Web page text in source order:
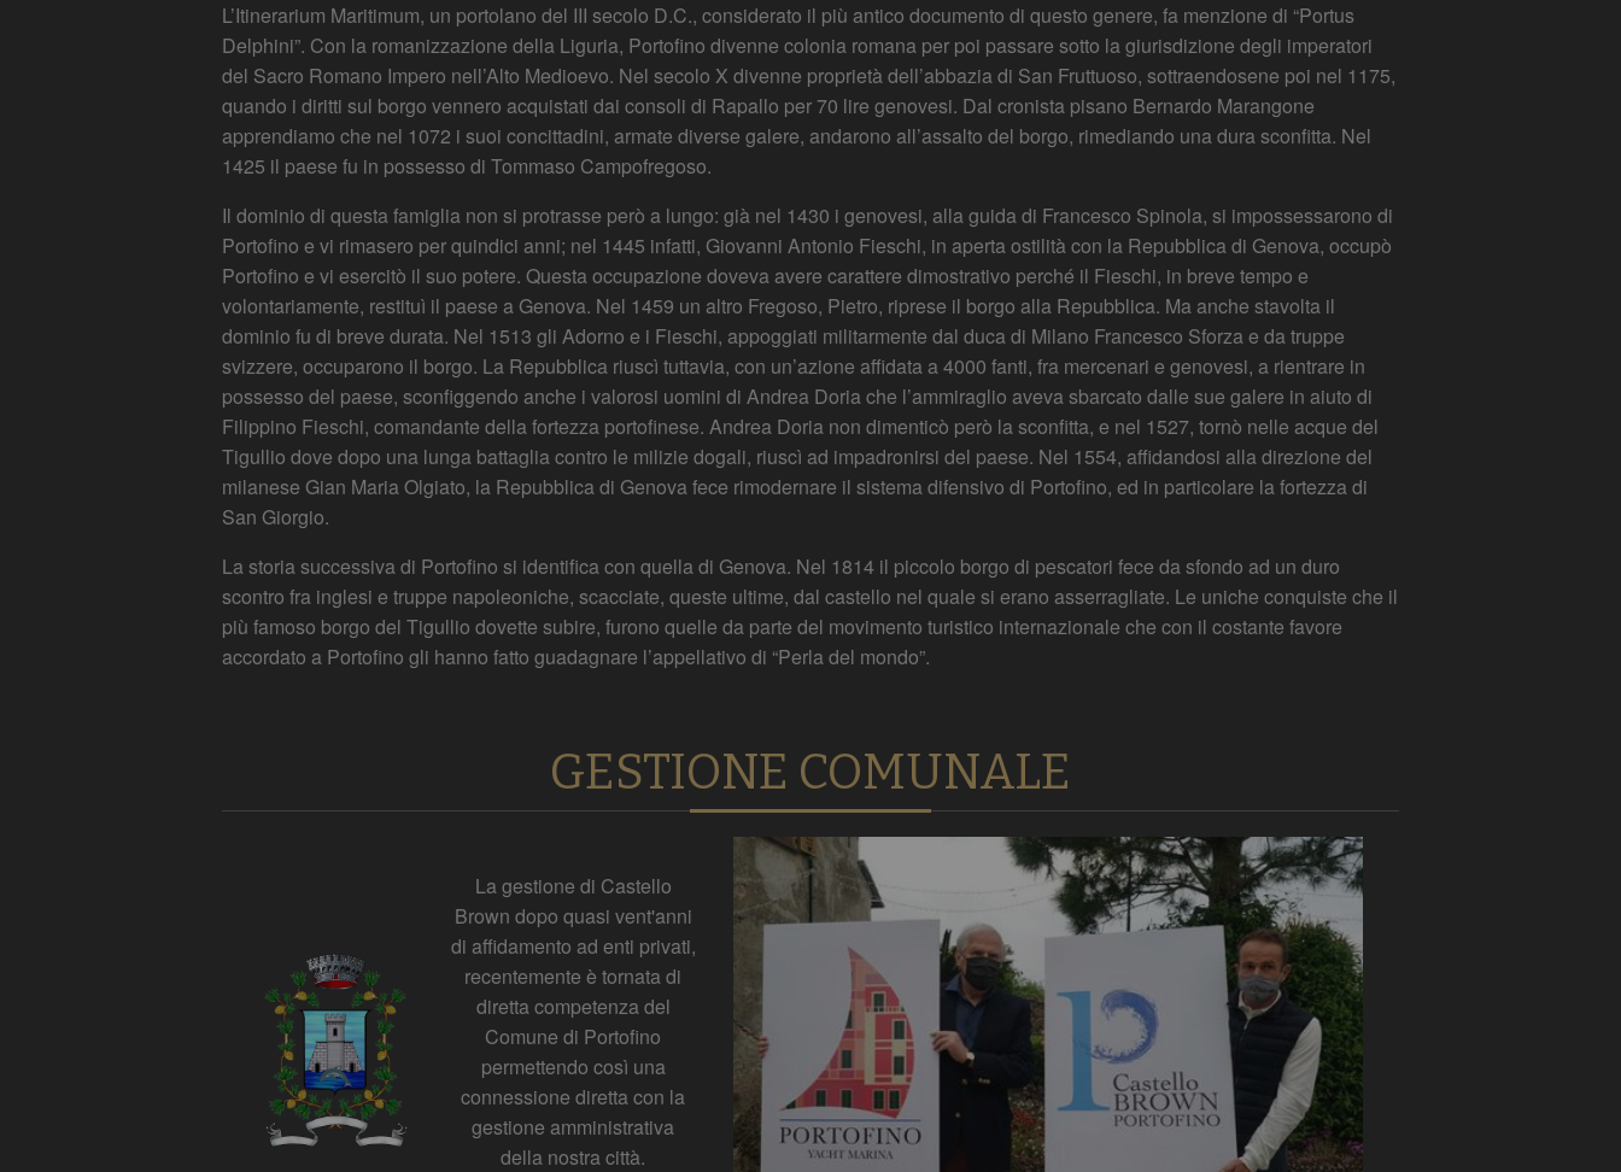
L’Itinerarium Maritimum, un portolano del III secolo D.C., considerato il più antico documento di questo genere, fa menzione di “Portus
Delphini”. Con la romanizzazione della Liguria, Portofino divenne colonia romana per poi passare sotto la giurisdizione degli imperatori
del Sacro Romano Impero nell’Alto Medioevo. Nel secolo X divenne proprietà dell’abbazia di San Fruttuoso, sottraendosene poi nel 1175,
quando i diritti sul borgo vennero acquistati dai consoli di Rapallo per 70 lire genovesi. Dal cronista pisano Bernardo Marangone
apprendiamo che nel 1072 i suoi concittadini, armate diverse galere, andarono all’assalto del borgo, rimediando una dura sconfitta. Nel
1425 il paese fu in possesso di Tommaso Campofregoso.
Il dominio di questa famiglia non si protrasse però a lungo: già nel 1430 i genovesi, alla guida di Francesco Spinola, si impossessarono di
Portofino e vi rimasero per quindici anni; nel 1445 infatti, Giovanni Antonio Fieschi, in aperta ostilità con la Repubblica di Genova, occupò
Portofino e vi esercitò il suo potere. Questa occupazione doveva avere carattere dimostrativo perché il Fieschi, in breve tempo e
volontariamente, restituì il paese a Genova. Nel 1459 un altro Fregoso, Pietro, riprese il borgo alla Repubblica. Ma anche stavolta il
dominio fu di breve durata. Nel 1513 gli Adorno e i Fieschi, appoggiati militarmente dal duca di Milano Francesco Sforza e da truppe
svizzere, occuparono il borgo. La Repubblica riuscì tuttavia, con un’azione affidata a 4000 fanti, fra mercenari e genovesi, a rientrare in
possesso del paese, sconfiggendo anche i valorosi uomini di Andrea Doria che l’ammiraglio aveva sbarcato dalle sue galere in aiuto di
Filippino Fieschi, comandante della fortezza portofinese. Andrea Doria non dimenticò però la sconfitta, e nel 1527, tornò nelle acque del
Tigullio dove dopo una lunga battaglia contro le milizie dogali, riuscì ad impadronirsi del paese. Nel 1554, affidandosi alla direzione del
milanese Gian Maria Olgiato, la Repubblica di Genova fece rimodernare il sistema difensivo di Portofino, ed in particolare la fortezza di
San Giorgio.
La storia successiva di Portofino si identifica con quella di Genova. Nel 1814 il piccolo borgo di pescatori fece da sfondo ad un duro
scontro fra inglesi e truppe napoleoniche, scacciate, queste ultime, dal castello nel quale si erano asserragliate. Le uniche conquiste che il
più famoso borgo del Tigullio dovette subire, furono quelle da parte del movimento turistico internazionale che con il costante favore
accordato a Portofino gli hanno fatto guadagnare l’appellativo di “Perla del mondo”.
GESTIONE COMUNALE
La gestione di Castello
Brown dopo quasi vent'anni
di affidamento ad enti privati,
recentemente è tornata di
diretta competenza del
Comune di Portofino
permettendo così una
connessione diretta con la
gestione amministrativa
della nostra città.